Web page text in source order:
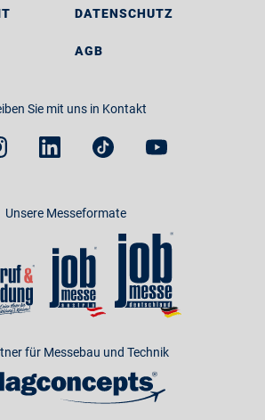
DATENSCHUTZ
AGB
Sie mit uns in Kontakt
Unsere Messeformate
für Messebau und Technik